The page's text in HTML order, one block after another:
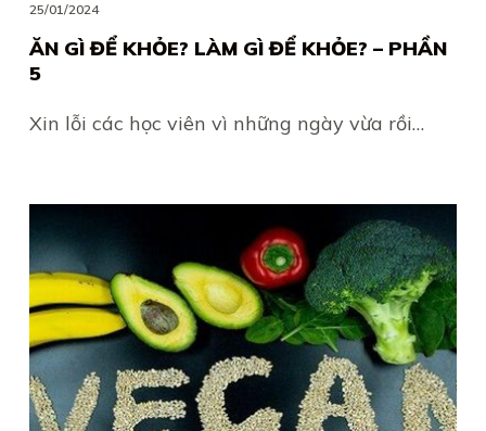
25/01/2024
ĂN GÌ ĐỂ KHỎE? LÀM GÌ ĐỂ KHỎE? – PHẦN
5
Xin lỗi các học viên vì những ngày vừa rồi…